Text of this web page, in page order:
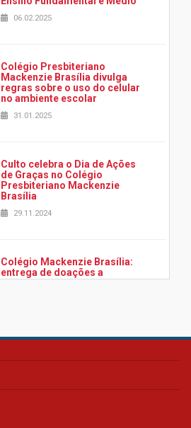
06.02.2025
Colégio Presbiteriano
Mackenzie Brasília divulga
regras sobre o uso do celular
no ambiente escolar
31.01.2025
Culto celebra o Dia de Ações
de Graças no Colégio
Presbiteriano Mackenzie
Brasília
29.11.2024
Colégio Mackenzie Brasília:
entrega de doações a
associação Viver da Cidade
Colégio Presbiteriano
os funcionários